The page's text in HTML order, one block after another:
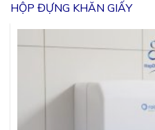
HỘP ĐỰNG KHĂN GIẤY